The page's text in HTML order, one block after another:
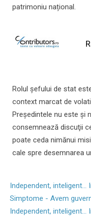
patrimoniu național.
Rolul şefului de stat
context marcat de
Preşedintele nu este şi
consemnează discuţii
poate ceda nimănui
cale spre desemnarea
Independent, inteligent...
Simptome - Avem
Independent, inteligent...